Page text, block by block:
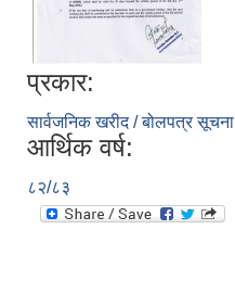
प्रकार:
सार्वजनिक खरीद / बोलपत्र सूचना
आर्थिक वर्ष:
८२/८३